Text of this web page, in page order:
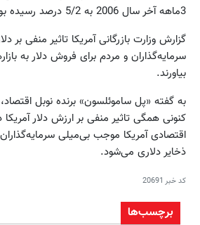
3ماهه آخر سال 2006 به 5/2 درصد رسیده بود.
گزارش وزارت بازرگانی آمریکا تاثیر منفی
سرمایه‌گذاران و مردم برای فروش دلار به
بیاورند.
به گفته «پل ساموئلسون» برنده نوبل
کنونی همگی تاثیر منفی بر ارزش دلار آمریکا
اقتصادی آمریکا موجب بی‌میلی
ذخایر دلاری می‌شود.
کد خبر 20691
برچسب‌ها